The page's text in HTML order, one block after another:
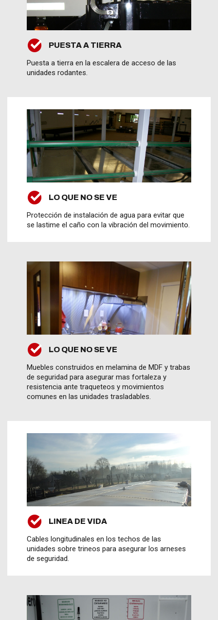
PUESTA A TIERRA
Puesta a tierra en la escalera de acceso de las
unidades rodantes.
LO QUE NO SE VE
Protección de instalación de agua para evitar que
se lastime el caño con la vibración del movimiento.
LO QUE NO SE VE
Muebles construidos en melamina de MDF y trabas
de seguridad para asegurar mas fortaleza y
resistencia ante traqueteos y movimientos
comunes en las unidades trasladables.
LINEA DE VIDA
Cables longitudinales en los techos de las
unidades sobre trineos para asegurar los arneses
de seguridad.